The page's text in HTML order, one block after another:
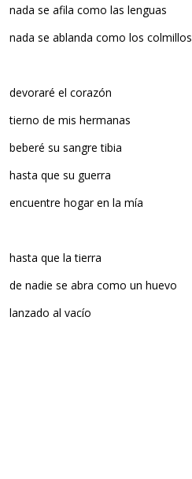
nada se afila como las lenguas
nada se ablanda como los colmillos
devoraré el corazón
tierno de mis hermanas
beberé su sangre tibia
hasta que su guerra
encuentre hogar en la mía
hasta que la tierra
de nadie se abra como un huevo
lanzado al vacío